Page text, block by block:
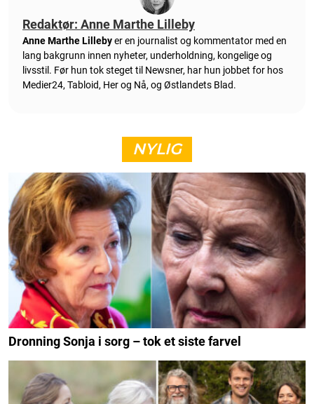
Redaktør: Anne Marthe Lilleby
Anne Marthe Lillebyer en journalist og kommentator med en
lang bakgrunn innen nyheter, underholdning, kongelige og
livsstil. Før hun tok steget til Newsner, har hun jobbet for hos
Medier24, Tabloid, Her og Nå, og Østlandets Blad.
NYLIG
Dronning Sonja i sorg – tok et siste farvel